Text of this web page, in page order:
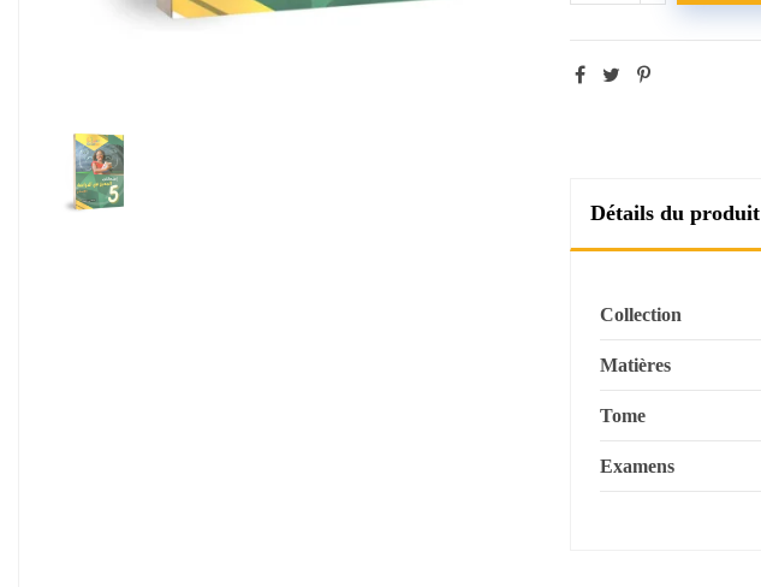
Détails du produit
Collection
Matières
Tome
Examens